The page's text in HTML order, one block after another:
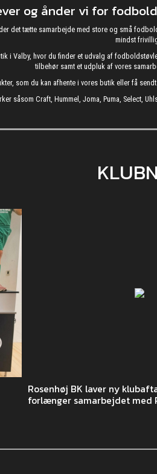
og ånder vi for
det tætte samarbejde med store og små
mindst
i Valby, hvor du finder et udvalg af
tilbehør samt et udpluk af vores
som du kan afhente i vores butik eller få
såsom Craft, Hummel, Joma, Puma, Select,
Rosenhøj BK laver ny
forlænger samarbejdet med